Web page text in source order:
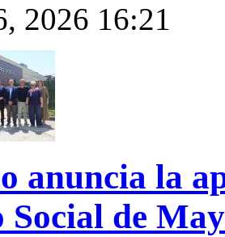
2026 16:21
anuncia la
Social de